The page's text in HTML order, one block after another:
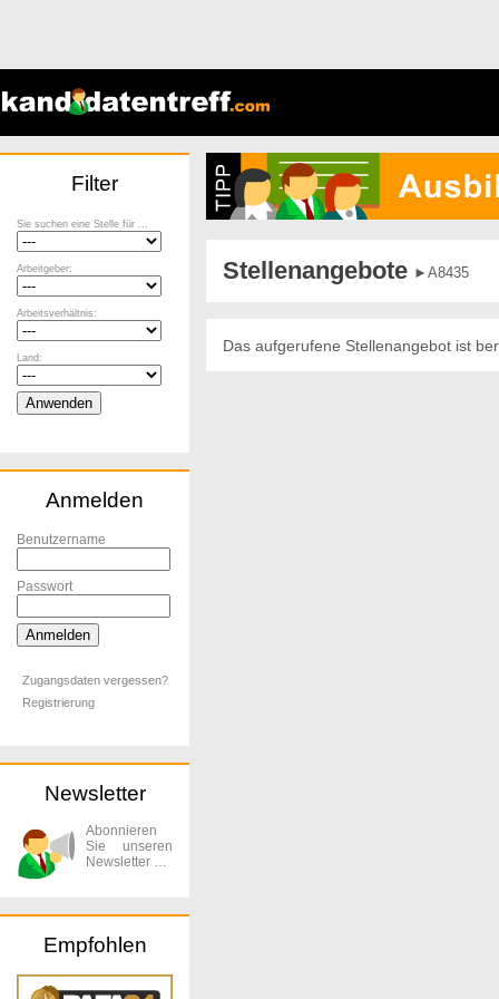
Filter
Sie suchen eine Stelle für ...
Arbeitgeber:
Arbeitsverhältnis:
Land:
Anmelden
Benutzername
Passwort
Zugangsdaten vergessen?
Registrierung
Newsletter
Abonnieren
Sie unseren
Newsletter …
Empfohlen
Stellenangebote ►A8435
Das aufgerufene Stellenangebot ist